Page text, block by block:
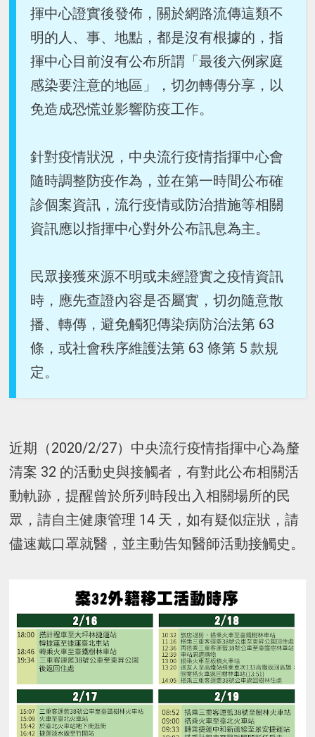
揮中心證實後發佈，關於網路流傳這類不
明的人、事、地點，都是沒有根據的，指
揮中心目前沒有公布所謂「最後六例家庭
感染要注意的地區」，切勿轉傳分享，以
免造成恐慌並影響防疫工作。
針對疫情狀況，中央流行疫情指揮中心會
隨時調整防疫作為，並在第一時間公布確
診個案資訊，流行疫情或防治措施等相關
資訊應以指揮中心對外公布訊息為主。
民眾接獲來源不明或未經證實之疫情資訊
時，應先查證內容是否屬實，切勿隨意散
播、轉傳，避免觸犯傳染病防治法第 63
條，或社會秩序維護法第 63 條第 5 款規
定。
近期（2020/2/27）中央流行疫情指揮中心為釐
清案 32 的活動史與接觸者，有對此公布相關活
動軌跡，提醒曾於所列時段出入相關場所的民
眾，請自主健康管理 14 天，如有疑似症狀，請
儘速戴口罩就醫，並主動告知醫師活動接觸史。